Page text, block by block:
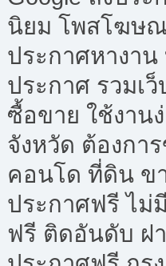
นิยม โพสโฆษ
ประกาศหางาน
ประกาศ รวมเ
ซื้อขาย ใช้งาน
จังหวัด ต้องกา
คอนโด ที่ดิน ข
ประกาศฟรี ไม่
ฟรี ติดอันดับ ฝ